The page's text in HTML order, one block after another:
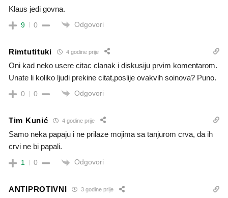
Klaus jedi govna.
9 0 Odgovori
Rimtutituki 4 godine prije
Oni kad neko usere citac clanak i diskusiju prvim komentarom.
Unate li koliko ljudi prekine citat,poslije ovakvih soinova? Puno.
0 0 Odgovori
Tim Kunić 4 godine prije
Samo neka papaju i ne prilaze mojima sa tanjurom crva, da ih
crvi ne bi papali.
1 0 Odgovori
ANTIPROTIVNI 3 godine prije